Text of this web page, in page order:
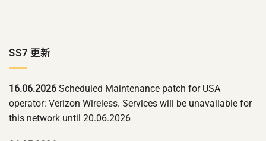
SS7 更新
16.06.2026 Scheduled Maintenance patch for USA
operator: Verizon Wireless. Services will be unavailable for
this network until 20.06.2026